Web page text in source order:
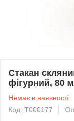
Стакан
фігурний, 80
Немає в наявності
Код: T000177